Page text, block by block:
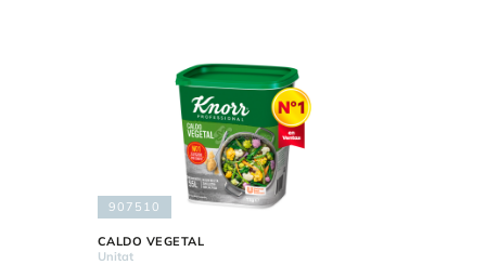
907510
CALDO VEGETAL
Unitat